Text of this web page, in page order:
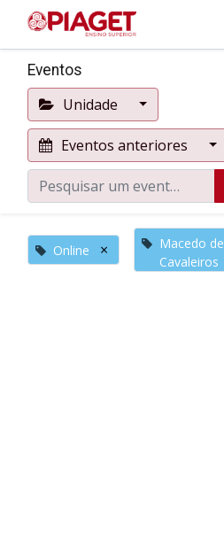
Eventos
Unidade
Eventos anteriores
Online ×
Macedo de
Cavaleiros